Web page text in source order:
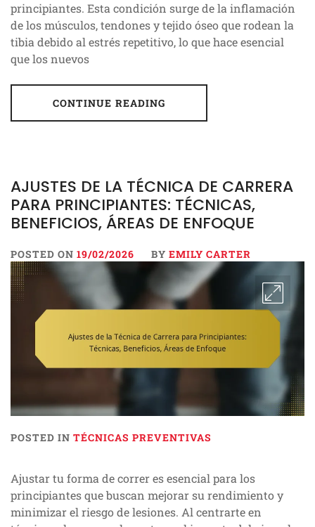
principiantes. Esta condición surge de la inflamación
de los músculos, tendones y tejido óseo que rodean la
tibia debido al estrés repetitivo, lo que hace esencial
que los nuevos
CONTINUE READING
AJUSTES DE LA TÉCNICA DE CARRERA
PARA PRINCIPIANTES: TÉCNICAS,
BENEFICIOS, ÁREAS DE ENFOQUE
POSTED ON 19/02/2026 BY EMILY CARTER
POSTED IN TÉCNICAS PREVENTIVAS
Ajustar tu forma de correr es esencial para los
principiantes que buscan mejorar su rendimiento y
minimizar el riesgo de lesiones. Al centrarte en